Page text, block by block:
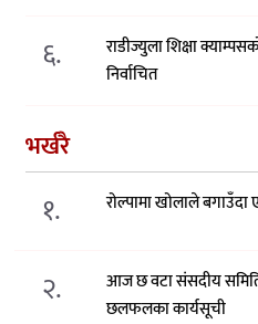
६.
राडीज्युला शिक्षा
निर्वाचित
भर्खरै
१. रोल्पामा खोलाले
२.
आज छ वटा संसदीय
छलफलका कार्यसूची